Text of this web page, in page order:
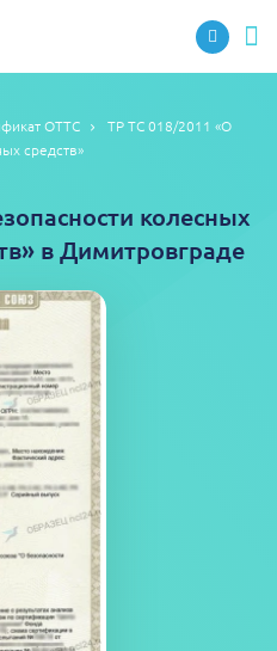
ОТТС
ТР ТС 018/2011 «О
средств»
колесных
в Димитровграде